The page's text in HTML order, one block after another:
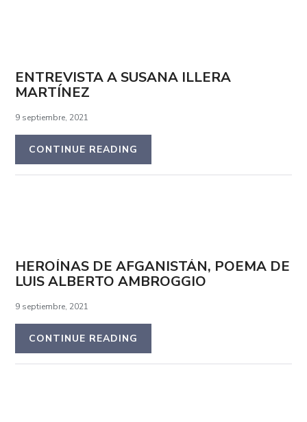
ENTREVISTA A SUSANA ILLERA
MARTÍNEZ
9 septiembre, 2021
CONTINUE READING
HEROÍNAS DE AFGANISTÁN, POEMA DE
LUIS ALBERTO AMBROGGIO
9 septiembre, 2021
CONTINUE READING